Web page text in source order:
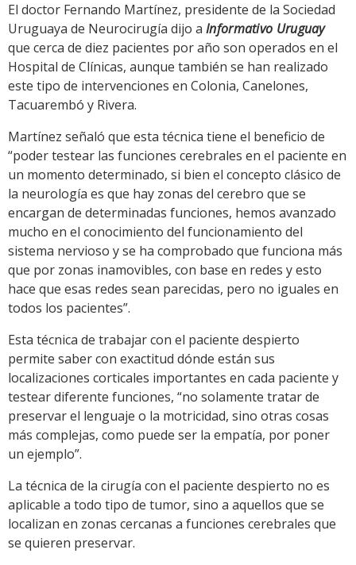
El doctor Fernando Martínez, presidente de la Sociedad
Uruguaya de Neurocirugía dijo a Informativo Uruguay
que cerca de diez pacientes por año son operados en el
Hospital de Clínicas, aunque también se han realizado
este tipo de intervenciones en Colonia, Canelones,
Tacuarembó y Rivera.
Martínez señaló que esta técnica tiene el beneficio de
“poder testear las funciones cerebrales en el paciente en
un momento determinado, si bien el concepto clásico de
la neurología es que hay zonas del cerebro que se
encargan de determinadas funciones, hemos avanzado
mucho en el conocimiento del funcionamiento del
sistema nervioso y se ha comprobado que funciona más
que por zonas inamovibles, con base en redes y esto
hace que esas redes sean parecidas, pero no iguales en
todos los pacientes”.
Esta técnica de trabajar con el paciente despierto
permite saber con exactitud dónde están sus
localizaciones corticales importantes en cada paciente y
testear diferente funciones, “no solamente tratar de
preservar el lenguaje o la motricidad, sino otras cosas
más complejas, como puede ser la empatía, por poner
un ejemplo”.
La técnica de la cirugía con el paciente despierto no es
aplicable a todo tipo de tumor, sino a aquellos que se
localizan en zonas cercanas a funciones cerebrales que
se quieren preservar.